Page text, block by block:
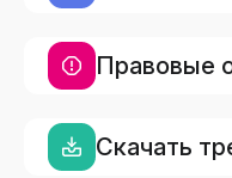
Правовые
Скачать